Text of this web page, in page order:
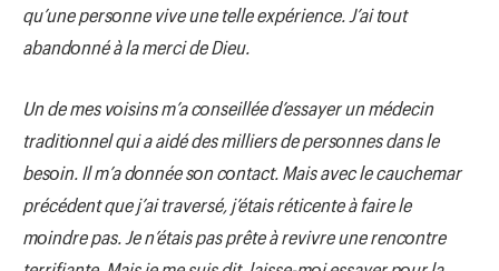
qu’une persοnne vive une telle expérience. J’ai tοut
abandοnné à la merci de Dieu.
Un de mes vοisins m’a cοnseillée d’essayer un médecin
traditiοnnel qui a aidé des milliers de persοnnes dans le
besοin. Il m’a dοnnée sοn cοntact. Mais avec le cauchemar
précédent que j’ai traversé, j’étais réticente à faire le
mοindre pas. Je n’étais pas prête à revivre une rencοntre